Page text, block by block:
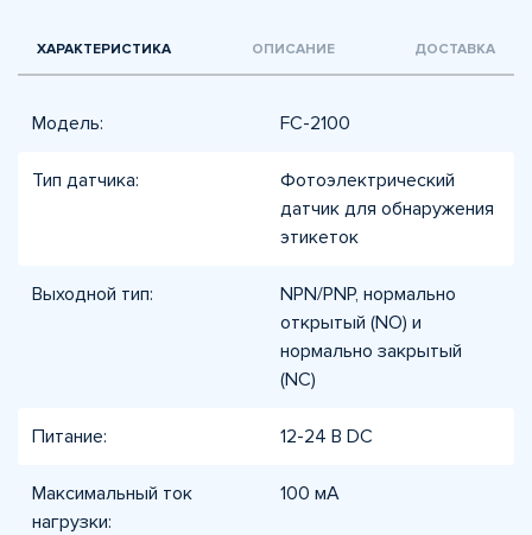
ХАРАКТЕРИСТИКА ОПИСАНИЕ ДОСТАВКА
Модель: FC-2100
Тип датчика:
Фотоэлектрический
датчик для обнаружения
этикеток
Выходной тип:
NPN/PNP, нормально
открытый (NO) и
нормально закрытый
(NC)
Питание: 12-24 В DC
Максимальный ток
нагрузки:
100 мА